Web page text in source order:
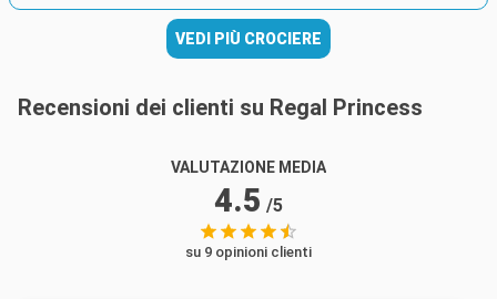
VEDI PIÙ CROCIERE
Recensioni dei clienti su Regal Princess
VALUTAZIONE MEDIA
4.5 /5
su 9 opinioni clienti